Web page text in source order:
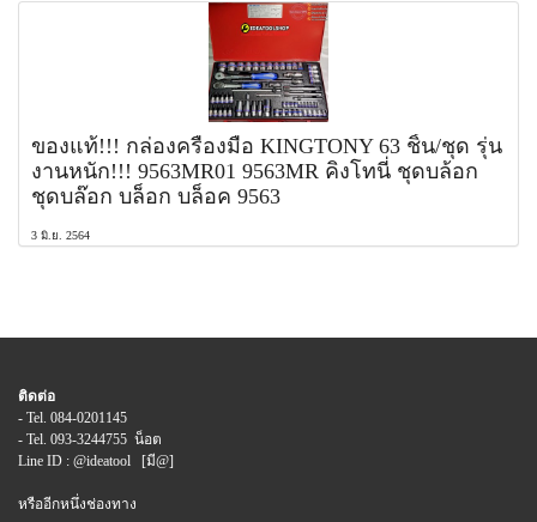
ของแท้!!! กล่องครื่องมือ KINGTONY 63 ชิ้น/ชุด รุ่น
งานหนัก!!! 9563MR01 9563MR คิงโทนี่ ชุดบล้อก
ชุดบล๊อก บล็อก บล็อค 9563
3 มิ.ย. 2564
ติดต่อ
- Tel. 084-0201145
- Tel. 093-3244755 น็อต
Line ID : @ideatool [มี@]
หรืออีกหนึ่งช่องทาง